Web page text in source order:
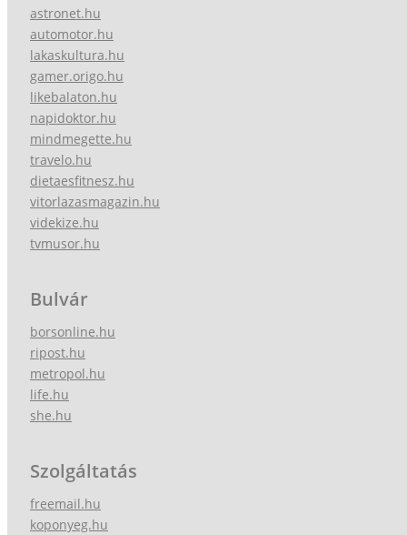
astronet.hu
automotor.hu
lakaskultura.hu
gamer.origo.hu
likebalaton.hu
napidoktor.hu
mindmegette.hu
travelo.hu
dietaesfitnesz.hu
vitorlazasmagazin.hu
videkize.hu
tvmusor.hu
Bulvár
borsonline.hu
ripost.hu
metropol.hu
life.hu
she.hu
Szolgáltatás
freemail.hu
koponyeg.hu